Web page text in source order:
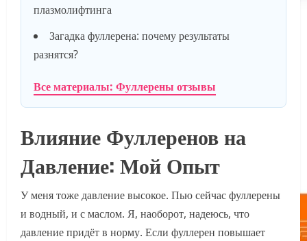
плазмолифтинга
Загадка фуллерена: почему результаты
разнятся?
Все материалы: Фуллерены отзывы
Влияние Фуллеренов на
Давление: Мой Опыт
У меня тоже давление высокое. Пью сейчас фуллерены
и водный, и с маслом. Я, наоборот, надеюсь, что
давление придёт в норму. Если фуллерен повышает